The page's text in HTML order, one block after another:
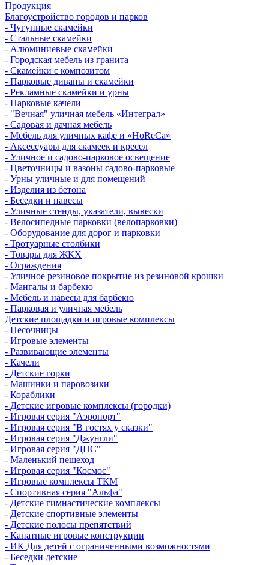
Продукция
Благоустройство городов и парков
- Чугунные скамейки
- Стальные скамейки
- Алюминиевые скамейки
- Городская мебель из гранита
- Скамейки с композитом
- Парковые диваны и скамейки
- Рекламные скамейки и урны
- Парковые качели
- "Вечная" уличная мебель «Интеграл»
- Садовая и дачная мебель
- Мебель для уличных кафе и «HoReCa»
- Аксессуары для скамеек и кресел
- Уличное и садово-парковое освещение
- Цветочницы и вазоны садово-парковые
- Урны уличные и для помещений
- Изделия из бетона
- Беседки и навесы
- Уличные стенды, указатели, вывески
- Велосипедные парковки (велопарковки)
- Оборудование для дорог и парковки
- Тротуарные столбики
- Товары для ЖКХ
- Ограждения
- Уличное резиновое покрытие из резиновой крошки
- Мангалы и барбекю
- Мебель и навесы для барбекю
- Парковая и уличная мебель
Детские площадки и игровые комплексы
- Песочницы
- Игровые элементы
- Развивающие элементы
- Качели
- Детские горки
- Машинки и паровозики
- Кораблики
- Детские игровые комплексы (городки)
- Игровая серия "Аэропорт"
- Игровая серия "В гостях у сказки"
- Игровая серия "Джунгли"
- Игровая серия "ДПС"
- Маленький пешеход
- Игровая серия "Космос"
- Игровые комплексы ТКМ
- Спортивная серия "Альфа"
- Детские гимнастические комплексы
- Детские спортивные элементы
- Детские полосы препятствий
- Канатные игровые конструкции
- ИК Для детей с ограниченными возможностями
- Беседки детские